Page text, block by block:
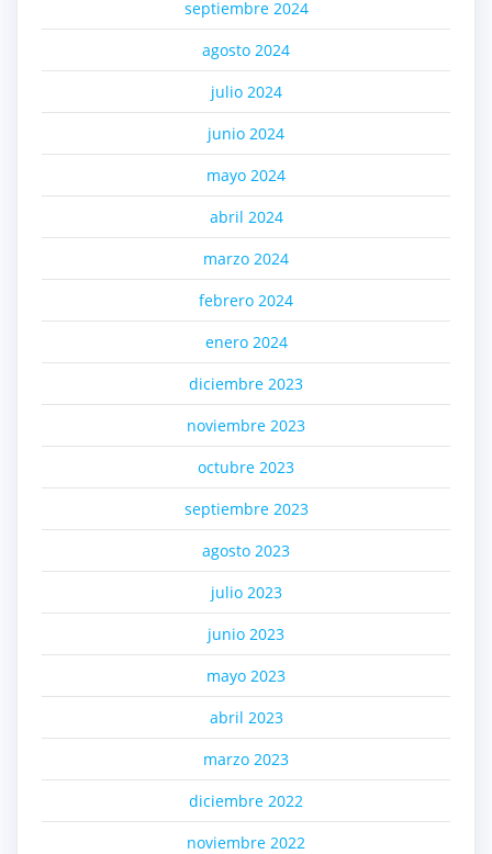
septiembre 2024
agosto 2024
julio 2024
junio 2024
mayo 2024
abril 2024
marzo 2024
febrero 2024
enero 2024
diciembre 2023
noviembre 2023
octubre 2023
septiembre 2023
agosto 2023
julio 2023
junio 2023
mayo 2023
abril 2023
marzo 2023
diciembre 2022
noviembre 2022